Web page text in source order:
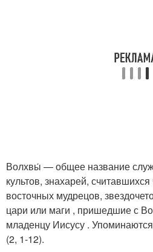
Волхвы́ — общее название
культов, знахарей,
восточных мудрецов,
цари или маги , пришедшие с
младенцу Иисусу .
(2, 1-12).